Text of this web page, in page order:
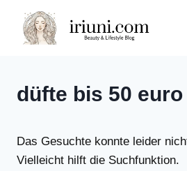
Inhalt
springen
düfte bis 50 euro
Das Gesuchte konnte leider
Vielleicht hilft die Suchfunktion.